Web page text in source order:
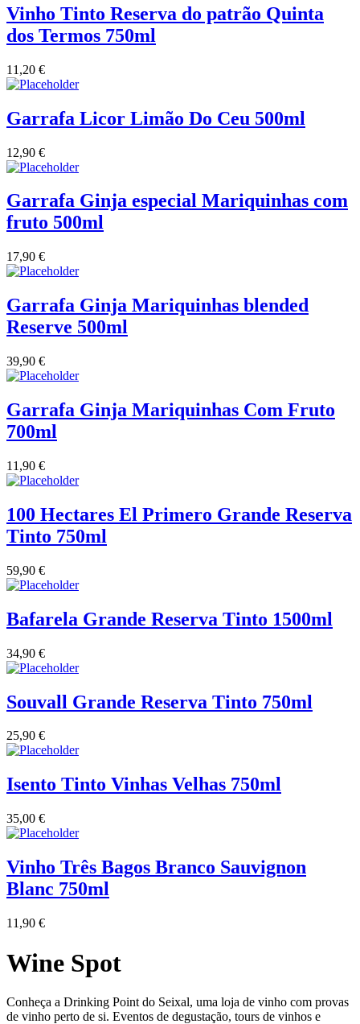
Tapada de Coelheiros - Alentejo
Tiago Cabaço Alentejo
Trois Setubal
Vinho na Talha
Vinhos Estrangeiros
Vinilourenço Douro
VolteFace Alentejo
Vinho Tinto Reserva do patrão Quinta
dos Termos 750ml
11,20 €
Garrafa Licor Limão Do Ceu 500ml
12,90 €
Garrafa Ginja especial Mariquinhas com
fruto 500ml
17,90 €
Garrafa Ginja Mariquinhas blended
Reserve 500ml
39,90 €
Garrafa Ginja Mariquinhas Com Fruto
700ml
11,90 €
100 Hectares El Primero Grande Reserva
Tinto 750ml
59,90 €
Bafarela Grande Reserva Tinto 1500ml
34,90 €
Souvall Grande Reserva Tinto 750ml
25,90 €
Isento Tinto Vinhas Velhas 750ml
35,00 €
Vinho Três Bagos Branco Sauvignon
Blanc 750ml
11,90 €
Wine Spot
Conheça a Drinking Point do Seixal, uma loja de vinho com provas
de vinho perto de si. Eventos de degustação, tours de vinhos e